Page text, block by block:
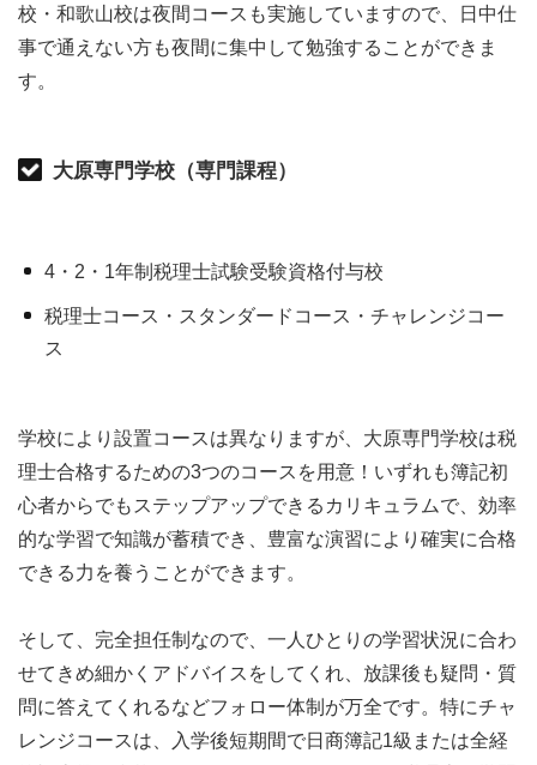
校・和歌山校は夜間コースも実施していますので、日中仕
事で通えない方も夜間に集中して勉強することができま
す。
大原専門学校（専門課程）
4・2・1年制税理士試験受験資格付与校
税理士コース・スタンダードコース・チャレンジコー
ス
学校により設置コースは異なりますが、大原専門学校は税
理士合格するための3つのコースを用意！いずれも簿記初
心者からでもステップアップできるカリキュラムで、効率
的な学習で知識が蓄積でき、豊富な演習により確実に合格
できる力を養うことができます。
そして、完全担任制なので、一人ひとりの学習状況に合わ
せてきめ細かくアドバイスをしてくれ、放課後も疑問・質
問に答えてくれるなどフォロー体制が万全です。特にチャ
レンジコースは、入学後短期間で日商簿記1級または全経